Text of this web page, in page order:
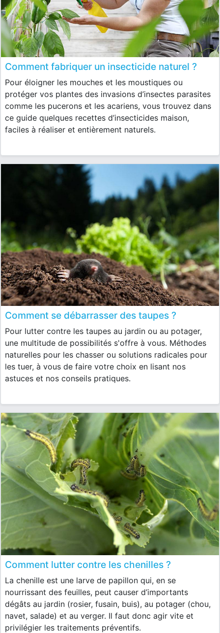
Comment fabriquer un insecticide naturel ?
Pour éloigner les mouches et les moustiques ou
protéger vos plantes des invasions d’insectes parasites
comme les pucerons et les acariens, vous trouvez dans
ce guide quelques recettes d’insecticides maison,
faciles à réaliser et entièrement naturels.
Comment se débarrasser des taupes ?
Pour lutter contre les taupes au jardin ou au potager,
une multitude de possibilités s'offre à vous. Méthodes
naturelles pour les chasser ou solutions radicales pour
les tuer, à vous de faire votre choix en lisant nos
astuces et nos conseils pratiques.
Comment lutter contre les chenilles ?
La chenille est une larve de papillon qui, en se
nourrissant des feuilles, peut causer d’importants
dégâts au jardin (rosier, fusain, buis), au potager (chou,
navet, salade) et au verger. Il faut donc agir vite et
privilégier les traitements préventifs.